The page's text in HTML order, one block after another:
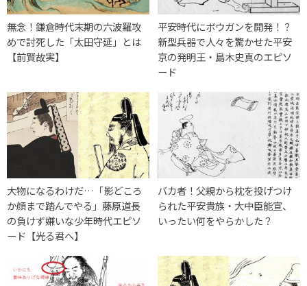
無念！鎌倉時代末期の六波羅攻
めで討死した「太田守延」とは
【前賢故実】
平安時代にボウガンを開発！？
新型兵器で人々を驚かせた平安
京の発明王・島木史真のエピソ
ード
大物になるわけだ…「影どころ
か顔まで踏んでやる」藤原道長
の負けず嫌いな少年時代エピソ
ード【光る君へ】
バカ者！父親から枕を投げつけ
られた平安貴族・大中臣能宣、
いったい何をやらかした？